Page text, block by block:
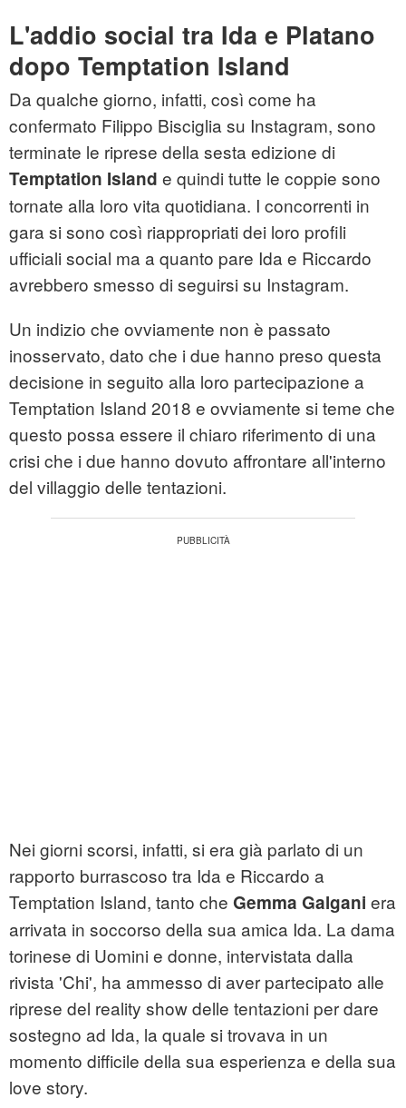
L'addio social tra Ida e Platano
dopo Temptation Island
Da qualche giorno, infatti, così come ha
confermato Filippo Bisciglia su Instagram, sono
terminate le riprese della sesta edizione di
Temptation Island e quindi tutte le coppie sono
tornate alla loro vita quotidiana. I concorrenti in
gara si sono così riappropriati dei loro profili
ufficiali social ma a quanto pare Ida e Riccardo
avrebbero smesso di seguirsi su Instagram.
Un indizio che ovviamente non è passato
inosservato, dato che i due hanno preso questa
decisione in seguito alla loro partecipazione a
Temptation Island 2018 e ovviamente si teme che
questo possa essere il chiaro riferimento di una
crisi che i due hanno dovuto affrontare all'interno
del villaggio delle tentazioni.
Nei giorni scorsi, infatti, si era già parlato di un
rapporto burrascoso tra Ida e Riccardo a
Temptation Island, tanto che Gemma Galgani era
arrivata in soccorso della sua amica Ida. La dama
torinese di Uomini e donne, intervistata dalla
rivista 'Chi', ha ammesso di aver partecipato alle
riprese del reality show delle tentazioni per dare
sostegno ad Ida, la quale si trovava in un
momento difficile della sua esperienza e della sua
love story.